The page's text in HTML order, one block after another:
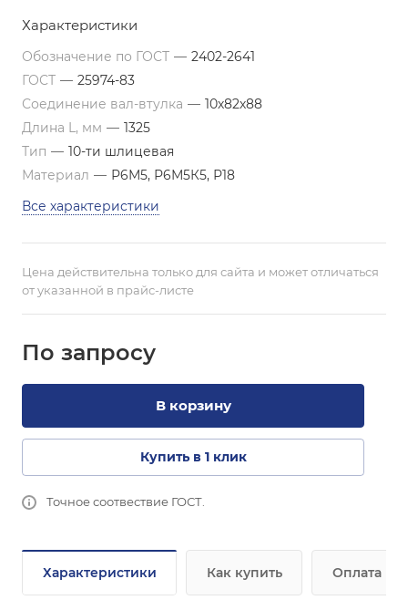
Характеристики
Обозначение по ГОСТ — 2402-2641
ГОСТ — 25974-83
Соединение вал-втулка — 10х82х88
Длина L, мм — 1325
Тип — 10-ти шлицевая
Материал — Р6М5, Р6М5К5, Р18
Все характеристики
Цена действительна только для сайта и может отличаться
от указанной в прайс-листе
По запросу
В корзину
Купить в 1 клик
Точное соотвествие ГОСТ.
Характеристики Как купить Оплата